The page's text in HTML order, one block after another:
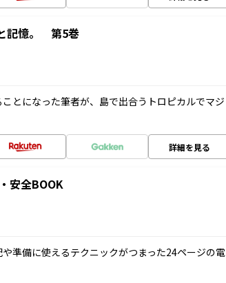
記憶。 第5巻
とになった筆者が、島で出合うトロピカルでマジ
詳細を見る
安全BOOK
準備に使えるテクニックがつまった24ページの電